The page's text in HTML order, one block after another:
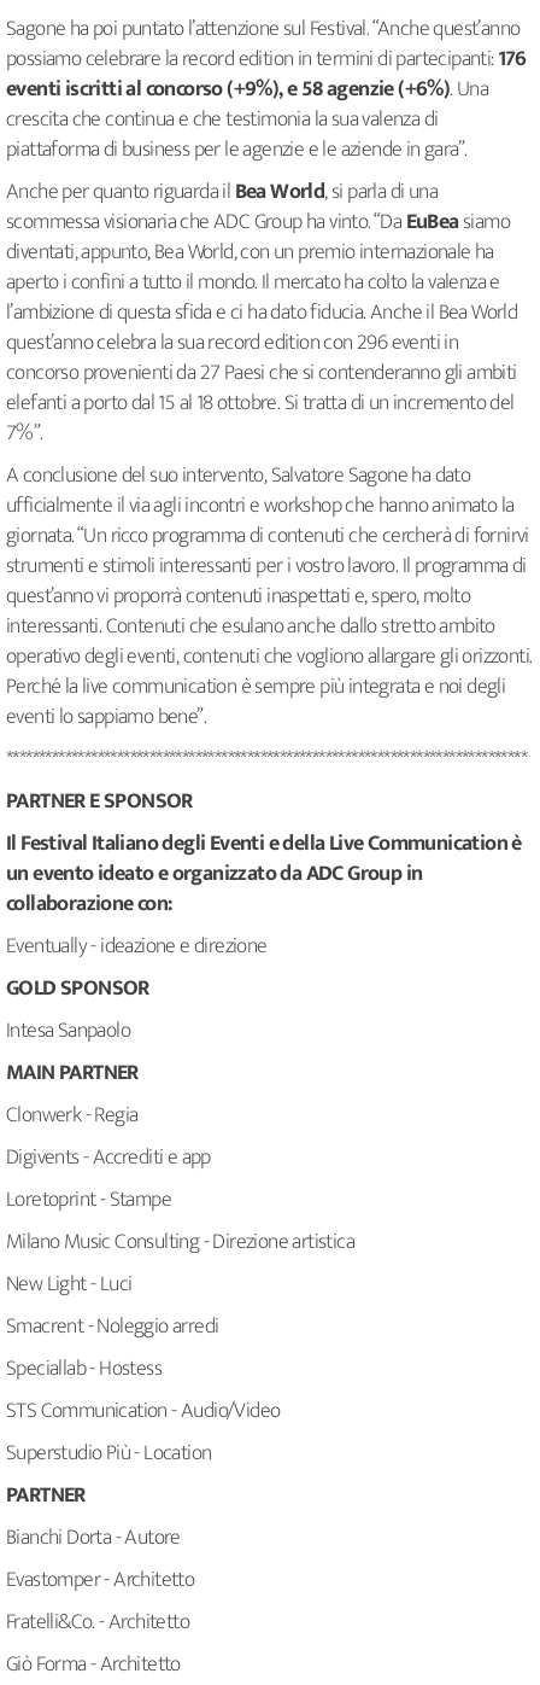
Sagone ha poi puntato l’attenzione sul Festival. “Anche quest’anno
possiamo celebrare la record edition in termini di partecipanti:176
eventi iscritti al concorso (+9%), e 58 agenzie (+6%). Una
crescita che continua e che testimonia la sua valenza di
piattaforma di business per le agenzie e le aziende in gara”.
Anche per quanto riguarda ilBea World, si parla di una
scommessa visionaria che ADC Group ha vinto. “DaEuBeasiamo
diventati, appunto, Bea World, con un premio internazionale ha
aperto i confini a tutto il mondo. Il mercato ha colto la valenza e
l’ambizione di questa sfida e ci ha dato fiducia. Anche il Bea World
quest’anno celebra la sua record edition con 296 eventi in
concorso provenienti da 27 Paesi che si contenderanno gli ambiti
elefanti a porto dal 15 al 18 ottobre. Si tratta di un incremento del
7%”.
A conclusione del suo intervento, Salvatore Sagone ha dato
ufficialmente il via agli incontri e workshop che hanno animato la
giornata. “Un ricco programma di contenuti che cercherà di fornirvi
strumenti e stimoli interessanti per i vostro lavoro. Il programma di
quest’anno vi proporrà contenuti inaspettati e, spero, molto
interessanti. Contenuti che esulano anche dallo stretto ambito
operativo degli eventi, contenuti che vogliono allargare gli orizzonti.
Perché la live communication è sempre più integrata e noi degli
eventi lo sappiamo bene”.
********************************************************************************
PARTNER E SPONSOR
Il Festival Italiano degli Eventi e della Live Communication è
un evento ideato e organizzato daADC Group in
collaborazione con:
Eventually - ideazione e direzione
GOLD SPONSOR
Intesa Sanpaolo
MAIN PARTNER
Clonwerk - Regia
Digivents - Accrediti e app
Loretoprint - Stampe
Milano Music Consulting - Direzione artistica
New Light - Luci
Smacrent - Noleggio arredi
Speciallab - Hostess
STS Communication - Audio/Video
Superstudio Più - Location
PARTNER
Bianchi Dorta - Autore
Evastomper - Architetto
Fratelli&Co. - Architetto
Giò Forma - Architetto